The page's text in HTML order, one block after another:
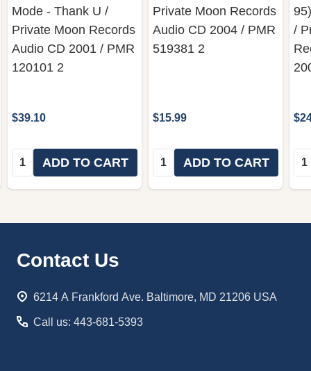
Mode - Thank U /
Private Moon Records
Audio CD 2001 / PMR
120101 2
$39.10
Quantity:ADD TO CART
Private Moon Records
Audio CD 2004 / PMR
519381 2
$15.99
Quantity:ADD TO CART
/
Footer
Contact Us
6214 A Frankford Ave. Baltimore, MD 21206 USA
Call us: 443-681-5393